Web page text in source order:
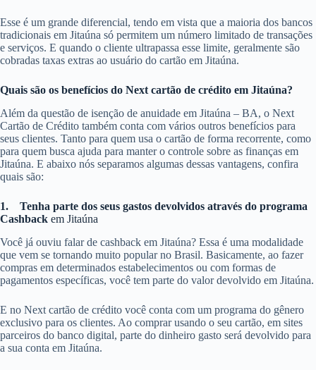
Esse é um grande diferencial, tendo em vista que a maioria dos bancos
tradicionais em Jitaúna só permitem um número limitado de transações
e serviços. E quando o cliente ultrapassa esse limite, geralmente são
cobradas taxas extras ao usuário do cartão em Jitaúna.
Quais são os benefícios do Next cartão de crédito em Jitaúna?
Além da questão de isenção de anuidade em Jitaúna – BA, o Next
Cartão de Crédito também conta com vários outros benefícios para
seus clientes. Tanto para quem usa o cartão de forma recorrente, como
para quem busca ajuda para manter o controle sobre as finanças em
Jitaúna. E abaixo nós separamos algumas dessas vantagens, confira
quais são:
1.
Tenha parte dos seus gastos devolvidos através do programa
Cashback em Jitaúna
Você já ouviu falar de cashback em Jitaúna? Essa é uma modalidade
que vem se tornando muito popular no Brasil. Basicamente, ao fazer
compras em determinados estabelecimentos ou com formas de
pagamentos específicas, você tem parte do valor devolvido em Jitaúna.
E no Next cartão de crédito você conta com um programa do gênero
exclusivo para os clientes. Ao comprar usando o seu cartão, em sites
parceiros do banco digital, parte do dinheiro gasto será devolvido para
a sua conta em Jitaúna.